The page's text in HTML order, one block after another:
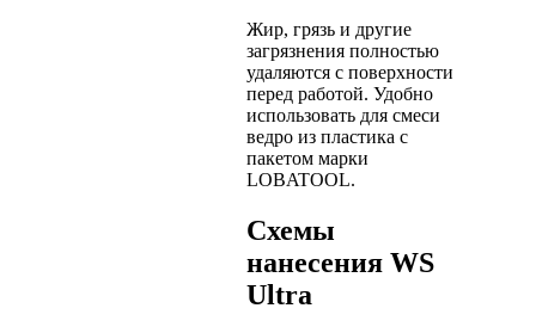
Жир, грязь и другие
загрязнения полностью
удаляются с поверхности
перед работой. Удобно
использовать для смеси
ведро из пластика с
пакетом марки
LOBATOOL.
Схемы
нанесения WS
Ultra